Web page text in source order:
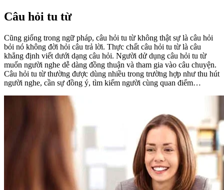
Câu hỏi tu từ
Cũng giống trong ngữ pháp, câu hỏi tu từ không thật sự là câu hỏi
bỏi nó không đời hỏi câu trả lời. Thực chất câu hỏi tu từ là câu
khẳng định viết dưới dạng câu hỏi. Người dử dụng câu hỏi tu từ
muốn người nghe dễ dàng đồng thuận và tham gia vào câu chuyện.
Câu hỏi tu từ thường được dùng nhiều trong trường hợp như thu hút
người nghe, cần sự đồng ý, tìm kiếm người cùng quan điểm…